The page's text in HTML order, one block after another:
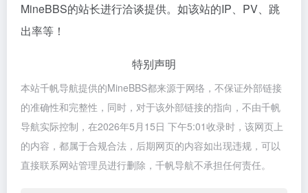
MineBBS的站长进行洽谈提供。如该站的IP、PV、跳
出率等！
特别声明
本站千帆导航提供的MineBBS都来源于网络，不保证外部链接
的准确性和完整性，同时，对于该外部链接的指向，不由千帆
导航实际控制，在2026年5月15日 下午5:01收录时，该网页上
的内容，都属于合规合法，后期网页的内容如出现违规，可以
直接联系网站管理员进行删除，千帆导航不承担任何责任。